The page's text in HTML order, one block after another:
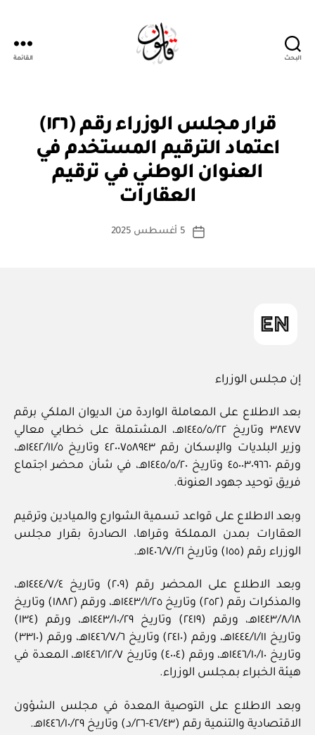
البحث القائمة
التصنيفات
قرار مجلس الوزراء رقم (١٢٦)
اعتماد الترقيم المستخدم في
العنوان الوطني في ترقيم
العقارات
كاتب
بو
ا
س
ة
تاريخ
5 أغسطس 2025
إن مجلس الوزراء
بعد الاطلاع على المعاملة الواردة من الديوان الملكي برقم
٣٨٤٧٧ وتاريخ ١٤٤٥/٥/٢٢هـ، المشتملة على خطابي معالي
وزير البلديات والإسكان رقم ٤٢٠٠٧٥٨٩٤٣ وتاريخ ١٤٤٢/١١/٥هـ،
ورقم ٤٥٠٠٣٠٩٦٦٠ وتاريخ ١٤٤٥/٥/٢٠هـ، في شأن محضر اجتماع
فريق توحيد جهود العنونة.
وبعد الاطلاع على قواعد تسمية الشوارع والميادين وترقيم
العقارات بمدن المملكة وقراها، الصادرة بقرار مجلس
الوزراء رقم (١٥٥) وتاريخ ١٤٠٦/٧/٢١هـ.
وبعد الاطلاع على المحضر رقم (٢٠٩) وتاريخ ١٤٤٤/٧/٤هـ،
والمذكرات رقم (٢٥٢) وتاريخ ١٤٤٣/١/٢٥هـ، ورقم (١٨٨٢) وتاريخ
١٤٤٣/٨/١٨هـ، ورقم (٢٤١٩) وتاريخ ١٤٤٣/١٠/٢٩هـ، ورقم (١٣٤)
وتاريخ ١٤٤٤/١/١١هـ، ورقم (٢٤١٠) وتاريخ ١٤٤٦/٧/٦هـ، ورقم (٣٣١٠)
وتاريخ ١٤٤٦/١٠/١٠هـ، ورقم (٤٠٠٤) وتاريخ ١٤٤٦/١٢/٧هـ، المعدة في
هيئة الخبراء بمجلس الوزراء.
وبعد الاطلاع على التوصية المعدة في مجلس الشؤون
الاقتصادية والتنمية رقم (٤٦/٤٣-٢٦/د) وتاريخ ١٤٤٦/١٠/٢٩هـ.